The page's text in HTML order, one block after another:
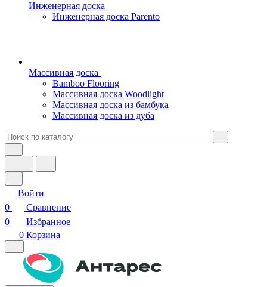
Инженерная доска
Инженерная доска Parento
Массивная доска
Bamboo Flooring
Массивная доска Woodlight
Массивная доска из бамбука
Массивная доска из дуба
Войти
0
Сравнение
0
Избранное
0 Корзина